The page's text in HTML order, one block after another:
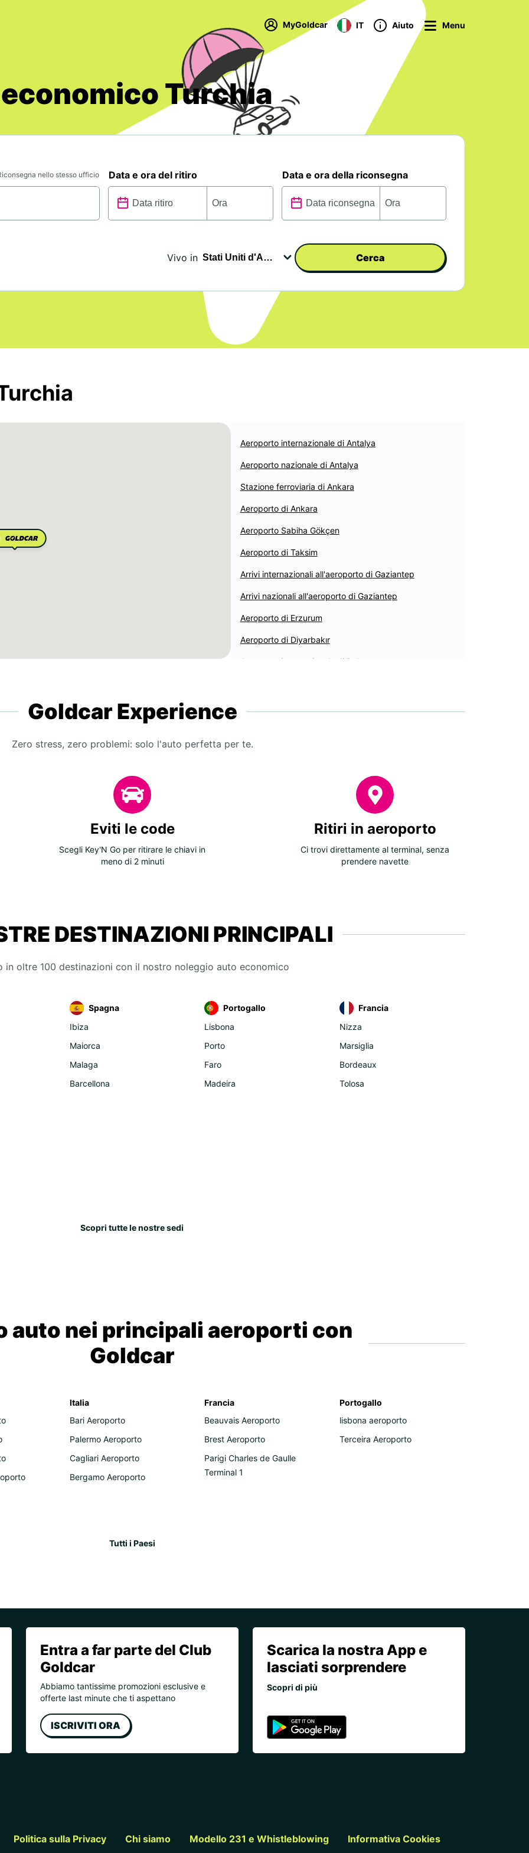
MyGoldcar IT Aiuto Menu
Turchia
nello stesso ufficio Data e ora del ritiro Data e ora della riconsegna
Vivo in Cerca
Aeroporto internazionale di Antalya
Aeroporto nazionale di Antalya
Stazione ferroviaria di Ankara
Aeroporto di Ankara
Aeroporto Sabiha Gökçen
Aeroporto di Taksim
Arrivi internazionali all'aeroporto di Gaziantep
Arrivi nazionali all'aeroporto di Gaziantep
Aeroporto di Erzurum
Aeroporto di Diyarbakır
Aeroporto internazionale di Dalaman
Aeroporto di Bodrum
Aeroporto internazionale di Smirne
Aeroporto nazionale di Smirne
Goldcar Experience
Zero stress, zero problemi: solo l'auto perfetta per te.
Eviti le code
Scegli Key'N Go per ritirare le chiavi in
meno di 2 minuti
Ritiri in aeroporto
Ci trovi direttamente al terminal, senza
prendere navette
DESTINAZIONI PRINCIPALI
in oltre 100 destinazioni con il nostro noleggio auto economico
Spagna
Ibiza
Maiorca
Malaga
Barcellona
Portogallo
Lisbona
Porto
Faro
Madeira
Francia
Nizza
Marsiglia
Bordeaux
Tolosa
Scopri tutte le nostre sedi
auto nei principali aeroporti con
Goldcar
Italia
Bari Aeroporto
Palermo Aeroporto
Cagliari Aeroporto
Bergamo Aeroporto
Francia
Beauvais Aeroporto
Brest Aeroporto
Parigi Charles de Gaulle
Terminal 1
Portogallo
lisbona aeroporto
Terceira Aeroporto
Tutti i Paesi
Entra a far parte del Club
Goldcar
Abbiamo tantissime promozioni esclusive e
offerte last minute che ti aspettano
ISCRIVITI ORA
Scarica la nostra App e
lasciati sorprendere
Scopri di più
Politica sulla Privacy Chi siamo Modello 231 e Whistleblowing Informativa Cookies